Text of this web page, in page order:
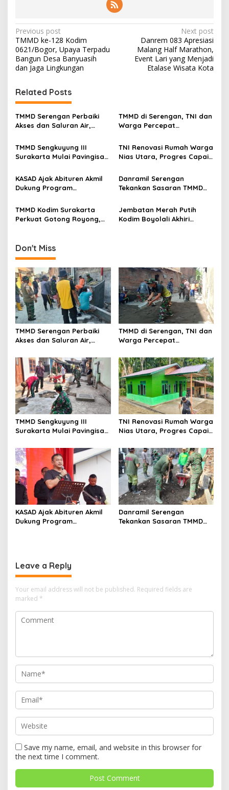
P
o
s
t
n
a
v
i
g
a
t
i
o
n
Previous post
TMMD ke-128 Kodim
0621/Bogor, Upaya Terpadu
Bangun Desa Banyuasih
dan Jaga Lingkungan
Next post
Danrem 083 Apresiasi
Malang Half Marathon,
Event Lari yang Menjadi
Etalase Wisata Kota
Related Posts
TMMD Serengan Perbaiki
Akses dan Saluran Air,
TMMD di Serengan, TNI dan
Warga Percepat
TMMD Sengkuyung III
Surakarta Mulai Pavingisasi
TNI Renovasi Rumah Warga
Nias Utara, Progres Capai
KASAD Ajak Abituren Akmil
Dukung Program
Danramil Serengan
Tekankan Sasaran TMMD
TMMD Kodim Surakarta
Perkuat Gotong Royong,
Jembatan Merah Putih
Kodim Boyolali Akhiri
Don't Miss
TMMD Serengan Perbaiki
Akses dan Saluran Air,
TMMD di Serengan, TNI dan
Warga Percepat
TMMD Sengkuyung III
Surakarta Mulai Pavingisasi
TNI Renovasi Rumah Warga
Nias Utara, Progres Capai
KASAD Ajak Abituren Akmil
Dukung Program
Danramil Serengan
Tekankan Sasaran TMMD
Leave a Reply
Your email address will not be published. Required fields are
marked *
Save my name, email, and website in this browser for
the next time I comment.